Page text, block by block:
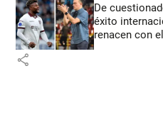
De
éxito
renacen con
share